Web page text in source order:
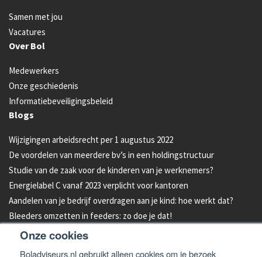
Onze cookies
Boladviseurs.nl gebruikt alleen cookies om je bezoek
Samen met jou
Vacatures
Over Bol
Medewerkers
Onze geschiedenis
Informatiebeveiligingsbeleid
Blogs
Wijzigingen arbeidsrecht per 1 augustus 2022
De voordelen van meerdere bv’s in een holdingstructuur
Studie van de zaak voor de kinderen van je werknemers?
Energielabel C vanaf 2023 verplicht voor kantoren
Aandelen van je bedrijf overdragen aan je kind: hoe werkt dat?
Bleeders omzetten in feeders: zo doe je dat!